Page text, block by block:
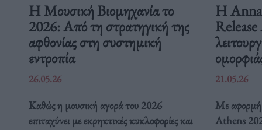
Η Μουσική Βιομηχανία το
2026: Από τη στρατηγική της
αφθονίας στη συστημική
εντροπία
26.05.26
Καθώς η μουσική αγορά του 2026
επιταχύνει με εκρηκτικές κυκλοφορίες και
Η Anna
21.05.26
Με αφορμή
Athens